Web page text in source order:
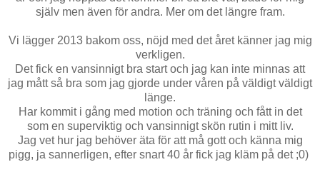
själv men även för andra. Mer om det längre fram.
Vi lägger 2013 bakom oss, nöjd med det året känner jag mig
verkligen.
Det fick en vansinnigt bra start och jag kan inte minnas att
jag mått så bra som jag gjorde under våren på väldigt väldigt
länge.
Har kommit i gång med motion och träning och fått in det
som en superviktig och vansinnigt skön rutin i mitt liv.
Jag vet hur jag behöver äta för att må gott och känna mig
pigg, ja sannerligen, efter snart 40 år fick jag kläm på det ;0)